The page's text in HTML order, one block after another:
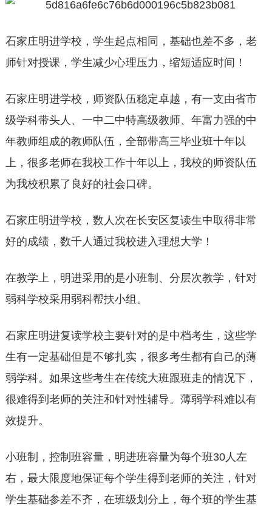
石家庄明进学校，学生起点相同，基础也差不多，老
师针对授课，学生减少心理压力，缩短适应时间！
石家庄明进学校，师资队伍稳定卓越，有一支由省市
级学科带头人、一中二中特高级教师、年富力强的中
年教师组成的教师队伍，全部带高三毕业班十年以
上，很多老师在我校工作十年以上，我校的师资队伍
为我校积累了良好的社会口碑。
石家庄明进学校，数人次在长安区复读生中取得非常
好的成绩，数千人通过我校进入理想大学！
在教学上，明进采用的是小班制、分层次教学，针对
弱科学校采用弱科帮扶小组。
石家庄明进复读学校主要针对的是中档考生，这些学
生有一定基础但是不够扎实，很多考生都有自己的薄
弱学科。如果这些考生在传统大班跟班走的情况下，
很难得到老师的关注和针对性辅导。薄弱学科难以有
效提升。
小班制，控制班容量，明进班容量为每个班30人左
右，最大限度地保证每个学生得到老师的关注，针对
学生基础参差不齐，在班级划分上，每个班的学生基